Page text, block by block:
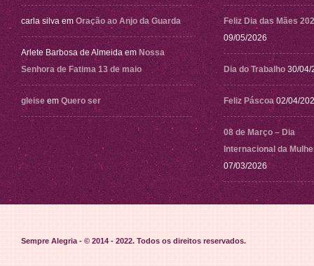
carla silva em Oração ao Anjo da Guarda
Arlete Barbosa de Almeida em Nossa
Senhora de Fatima 13 de maio
gleise em Quero ser
Feliz Dia das Mães
09/05/2026
Dia do Trabalho 30/04/
Feliz Páscoa 02/04/
08 de Março – Dia
Internacional da
07/03/2026
Sempre Alegria - © 2014 - 2022. Todos os direitos reservados.